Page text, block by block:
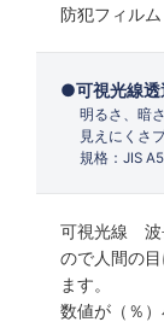
防犯フィル
可視光線透
明るさ、暗
見えにくさ
規格：JIS
可視光線 波
ので人間の
ます。
数値が（％